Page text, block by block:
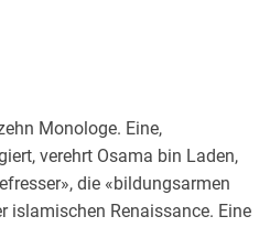
Monologe. Eine,
verehrt Osama bin Laden,
die «bildungsarmen
islamischen Renaissance. Eine